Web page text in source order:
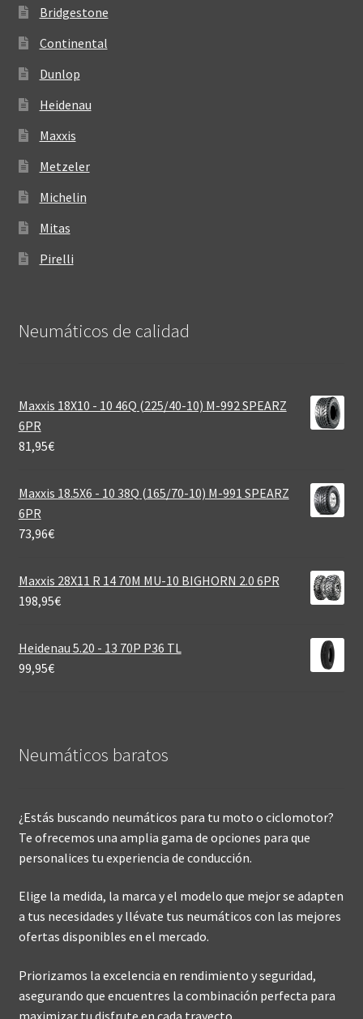
Bridgestone
Continental
Dunlop
Heidenau
Maxxis
Metzeler
Michelin
Mitas
Pirelli
Neumáticos de calidad‎
Maxxis 18X10 - 10 46Q (225/40-10) M-992 SPEARZ
6PR
81,95€
Maxxis 18.5X6 - 10 38Q (165/70-10) M-991 SPEARZ
6PR
73,96€
Maxxis 28X11 R 14 70M MU-10 BIGHORN 2.0 6PR
198,95€
Heidenau 5.20 - 13 70P P36 TL
99,95€
Neumáticos baratos
¿Estás buscando neumáticos para tu moto o ciclomotor?
Te ofrecemos una amplia gama de opciones para que
personalices tu experiencia de conducción.
Elige la medida, la marca y el modelo que mejor se adapten
a tus necesidades y llévate tus neumáticos con las mejores
ofertas disponibles en el mercado.
Priorizamos la excelencia en rendimiento y seguridad,
asegurando que encuentres la combinación perfecta para
maximizar tu disfrute en cada trayecto.